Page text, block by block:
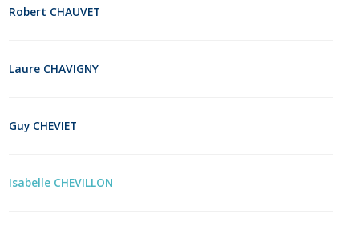
Robert CHAUVET
Laure CHAVIGNY
Guy CHEVIET
Isabelle CHEVILLON